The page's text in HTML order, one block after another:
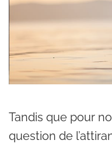
Tandis que pour
question de